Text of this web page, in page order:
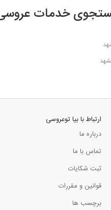
خدمات
ارتباط با بیا توعروسی
درباره ما
تماس با ما
ثبت شکایات
قوانین و مقررات
برچسب ها